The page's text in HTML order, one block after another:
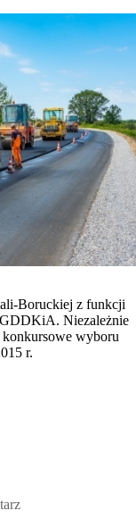
Boruckiej z funkcji
GDDKiA. Niezależnie
konkursowe wyboru
r.